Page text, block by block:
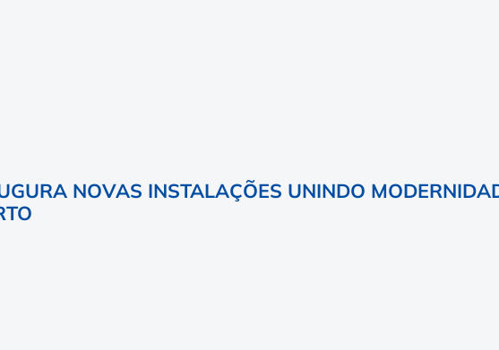
NOVAS INSTALAÇÕES UNINDO